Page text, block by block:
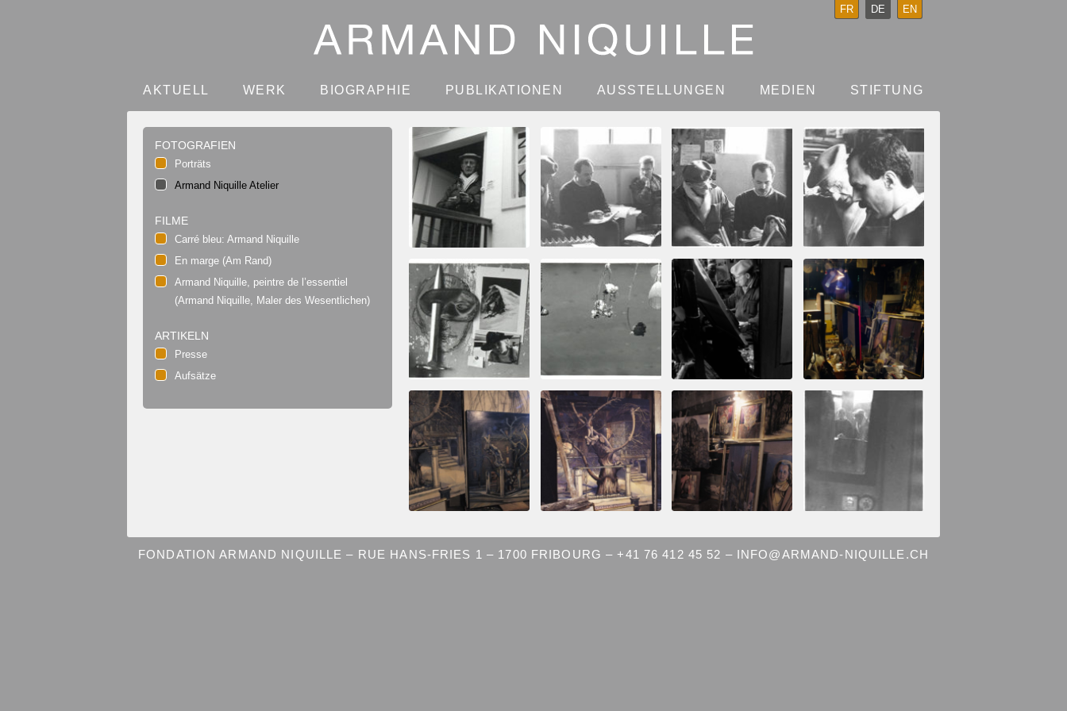
AKTUELL WERK BIOGRAPHIE PUBLIKATIONEN AUSSTELLUNGEN MEDIEN STIFTUNG
FR DE EN
FOTOGRAFIEN
Porträts
Armand Niquille Atelier
FILME
Carré bleu: Armand Niquille
En marge (Am Rand)
Armand Niquille, peintre de l’essentiel
(Armand Niquille, Maler des Wesentlichen)
ARTIKELN
Presse
Aufsätze
FONDATION ARMAND NIQUILLE – RUE HANS-FRIES 1 – 1700 FRIBOURG – +41 76 412 45 52 – INFO@ARMAND-NIQUILLE.CH